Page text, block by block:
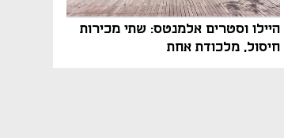
היילו וסטרים אלמנטס: שתי מכירות
חיסול, מלכודת אחת